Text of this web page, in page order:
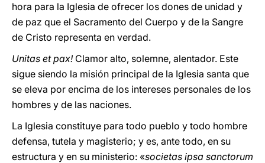
hora para la Iglesia de ofrecer los dones de unidad y
de paz que el Sacramento del Cuerpo y de la Sangre
de Cristo representa en verdad.
Unitas et pax!Clamor alto, solemne, alentador. Este
sigue siendo la misión principal de la Iglesia santa que
se eleva por encima de los intereses personales de los
hombres y de las naciones.
La Iglesia constituye para todo pueblo y todo hombre
defensa, tutela y magisterio; y es, ante todo, en su
estructura y en su ministerio: «societas ipsa sanctorum